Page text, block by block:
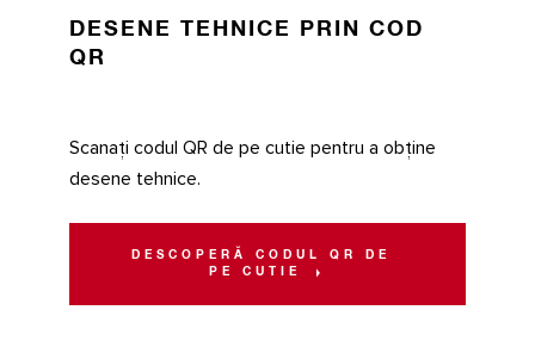
DESENE TEHNICE PRIN COD
QR
Scanați codul QR de pe cutie pentru a obține
desene tehnice.
DESCOPERĂ CODUL QR DE
PE CUTIE